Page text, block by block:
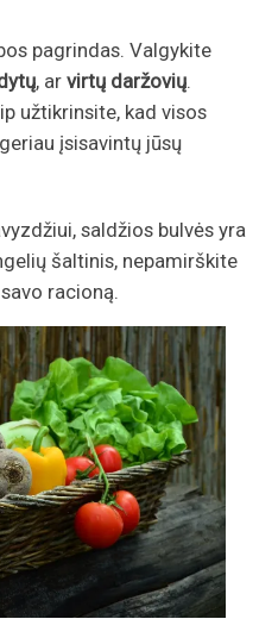
pagrindas. Valgykite
, ar virtų daržovių.
užtikrinsite, kad visos
įsisavintų jūsų
saldžios bulvės yra
šaltinis, nepamirškite
racioną.